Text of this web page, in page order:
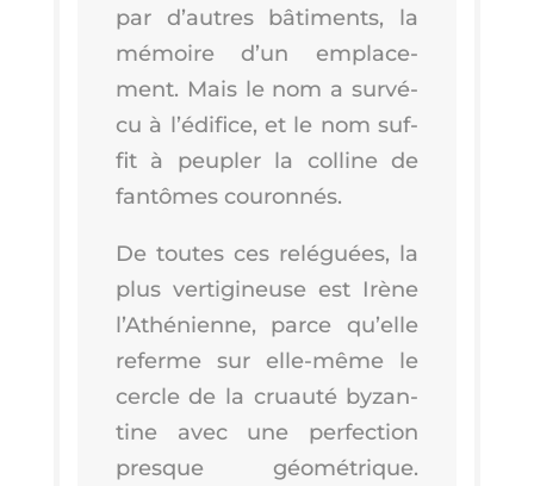
par d’autres bâti­ments, la
mémoire d’un empla­ce­
ment. Mais le nom a sur­vé­
cu à l’é­di­fice, et le nom suf­
fit à peu­pler la col­line de
fan­tômes couronnés.
De toutes ces relé­guées, la
plus ver­ti­gi­neuse est Irène
l’A­thé­nienne, parce qu’elle
referme sur elle-même le
cercle de la cruau­té byzan­
tine avec une per­fec­tion
presque géo­mé­trique.